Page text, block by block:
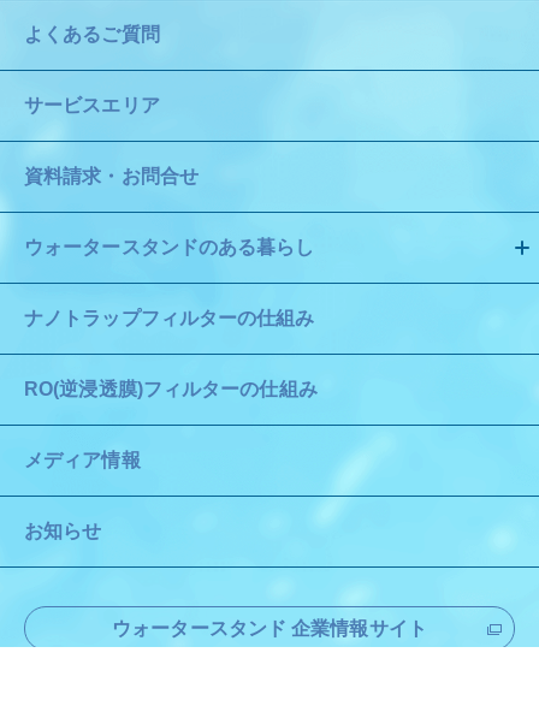
よくあるご質問
サービスエリア
資料請求・お問合せ
ウォータースタンドのある暮らし
ナノトラップフィルターの仕組み
RO(逆浸透膜)フィルターの仕組み
メディア情報
お知らせ
ウォータースタンド 企業情報サイト